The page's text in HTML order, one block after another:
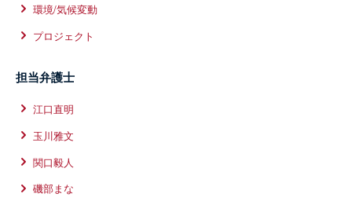
環境/気候変動
プロジェクト
担当弁護士
江口直明
玉川雅文
関口毅人
磯部まな